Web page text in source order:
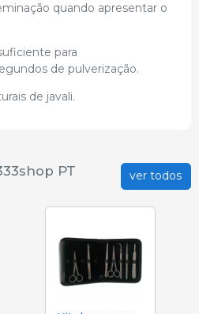
quando apresentar o
para
de pulverização.
de javali.
ver todos
PT